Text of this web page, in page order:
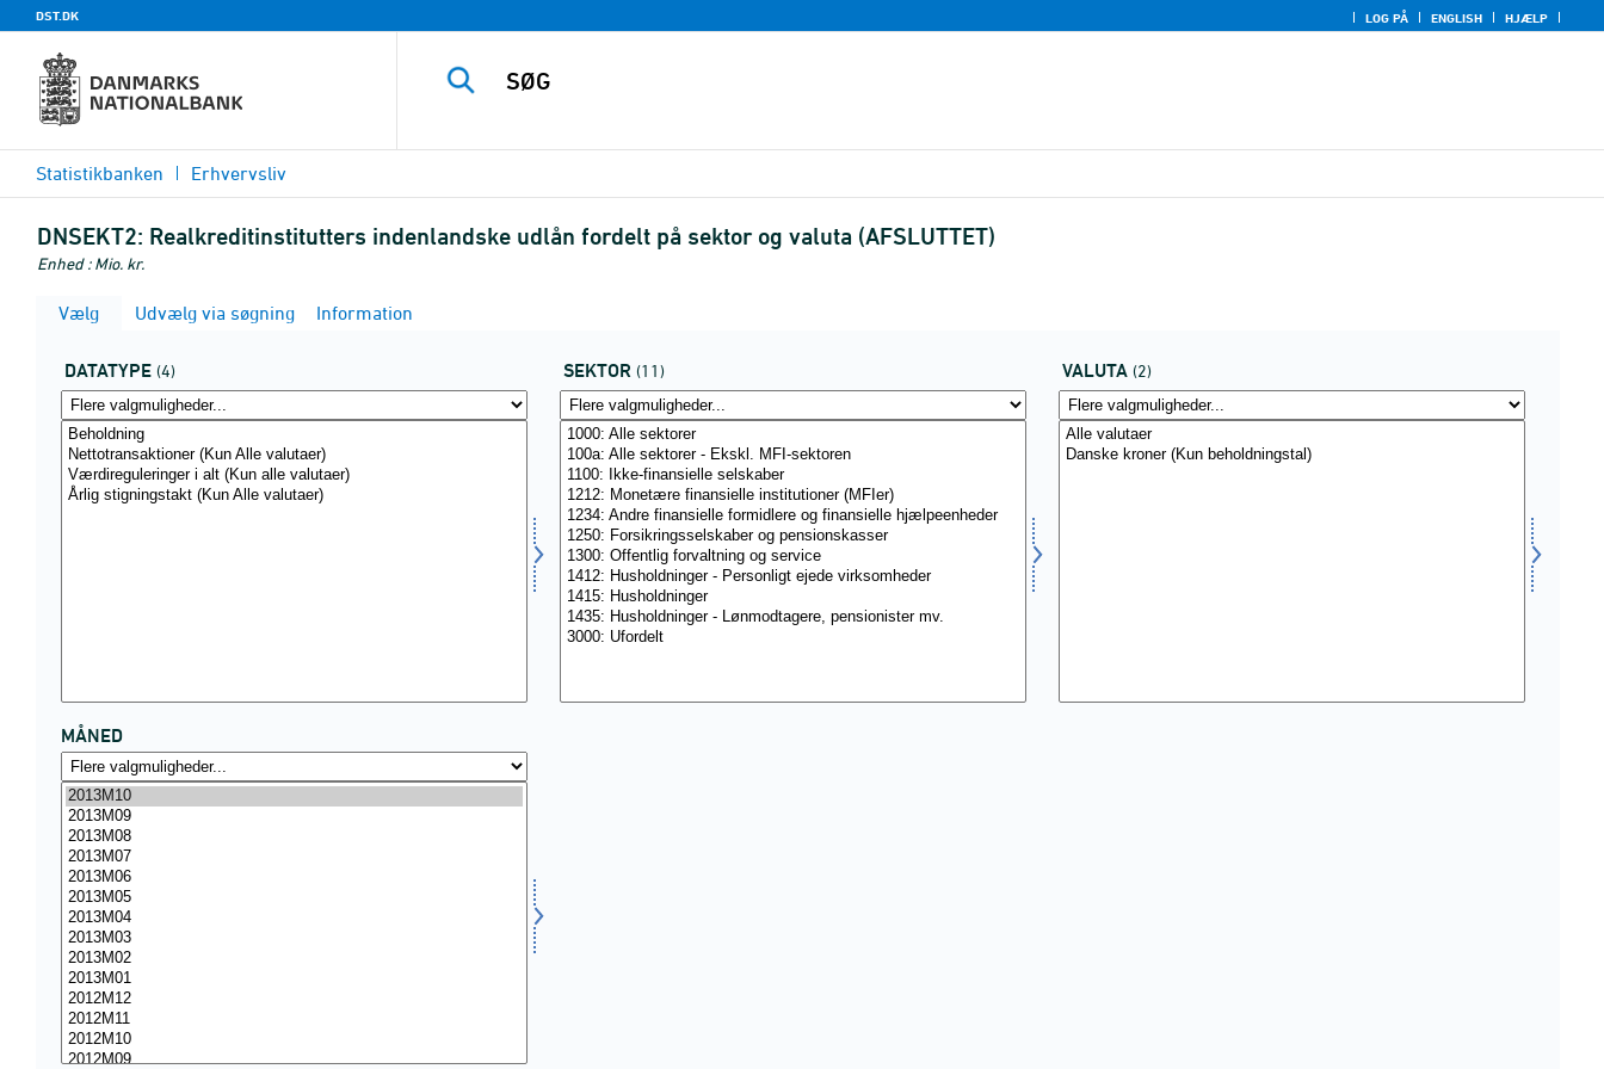
DST.DK LOG PÅ ENGLISH HJÆLP
Statistikbanken Erhvervsliv
DNSEKT2: Realkreditinstitutters indenlandske udlån fordelt på sektor og valuta (AFSLUTTET)
Enhed : Mio. kr.
Vælg Udvælg via søgning Information
DATATYPE (4) SEKTOR (11) VALUTA (2)
MÅNED